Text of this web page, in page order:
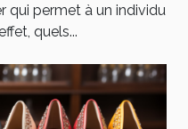
qui permet à un individu
quels...